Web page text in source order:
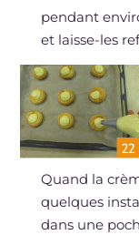
pendant
et laisse-les
Quand la
quelques
dans une